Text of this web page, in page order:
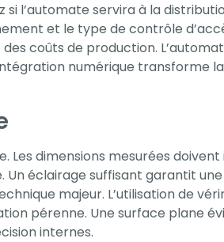
servira à la
et le type de contrôle
coûts de production.
numérique transforme
Les dimensions mesurées
éclairage suffisant garantit une
majeur. L’utilisation de
pérenne. Une surface plane
internes.